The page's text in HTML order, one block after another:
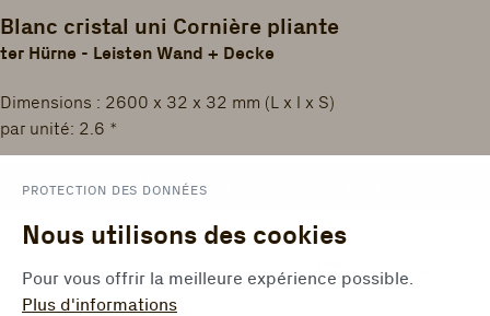
Blanc cristal uni Cornière pliante
ter Hürne - Leisten Wand + Decke
Dimensions : 2600 x 32 x 32 mm (L x l x S)
par unité: 2.6 *
TROUVER UN DISTRIBUTEUR
CALCULER LA SURFACE COMPARER ADD TO WISHLIST
PROTECTION DES DONNÉES
Nous utilisons des cookies
Pour vous offrir la meilleure expérience possible.
Plus d'informations